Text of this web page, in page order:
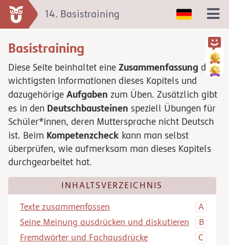
Basistraining
Diese Seite beinhaltet eine Zusammenfassung der
wichtigsten Informationen dieses Kapitels und
dazugehörige Aufgaben zum Üben. Zusätzlich gibt
es in den Deutschbausteinen speziell Übungen für
Schüler*innen, deren Muttersprache nicht Deutsch
ist. Beim Kompetenzcheck kann man selbst
überprüfen, wie aufmerksam man dieses Kapitels
durchgearbeitet hat.
INHALTSVERZEICHNIS
Texte zusammenfassen
Seine Meinung ausdrücken und diskutieren
Fremdwörter und Fachausdrücke
14. Basistraining